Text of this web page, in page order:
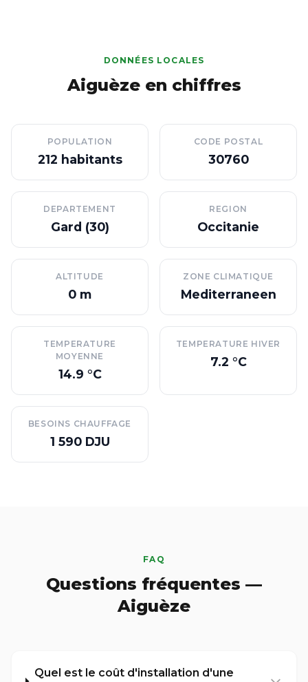
DONNÉES LOCALES
Aiguèze en chiffres
POPULATION
212 habitants
CODE POSTAL
30760
DEPARTEMENT
Gard (30)
REGION
Occitanie
ALTITUDE
0 m
ZONE CLIMATIQUE
Mediterraneen
TEMPERATURE
MOYENNE
14.9 °C
TEMPERATURE HIVER
7.2 °C
BESOINS CHAUFFAGE
1 590 DJU
FAQ
Questions fréquentes —
Aiguèze
Quel est le coût d'installation d'une